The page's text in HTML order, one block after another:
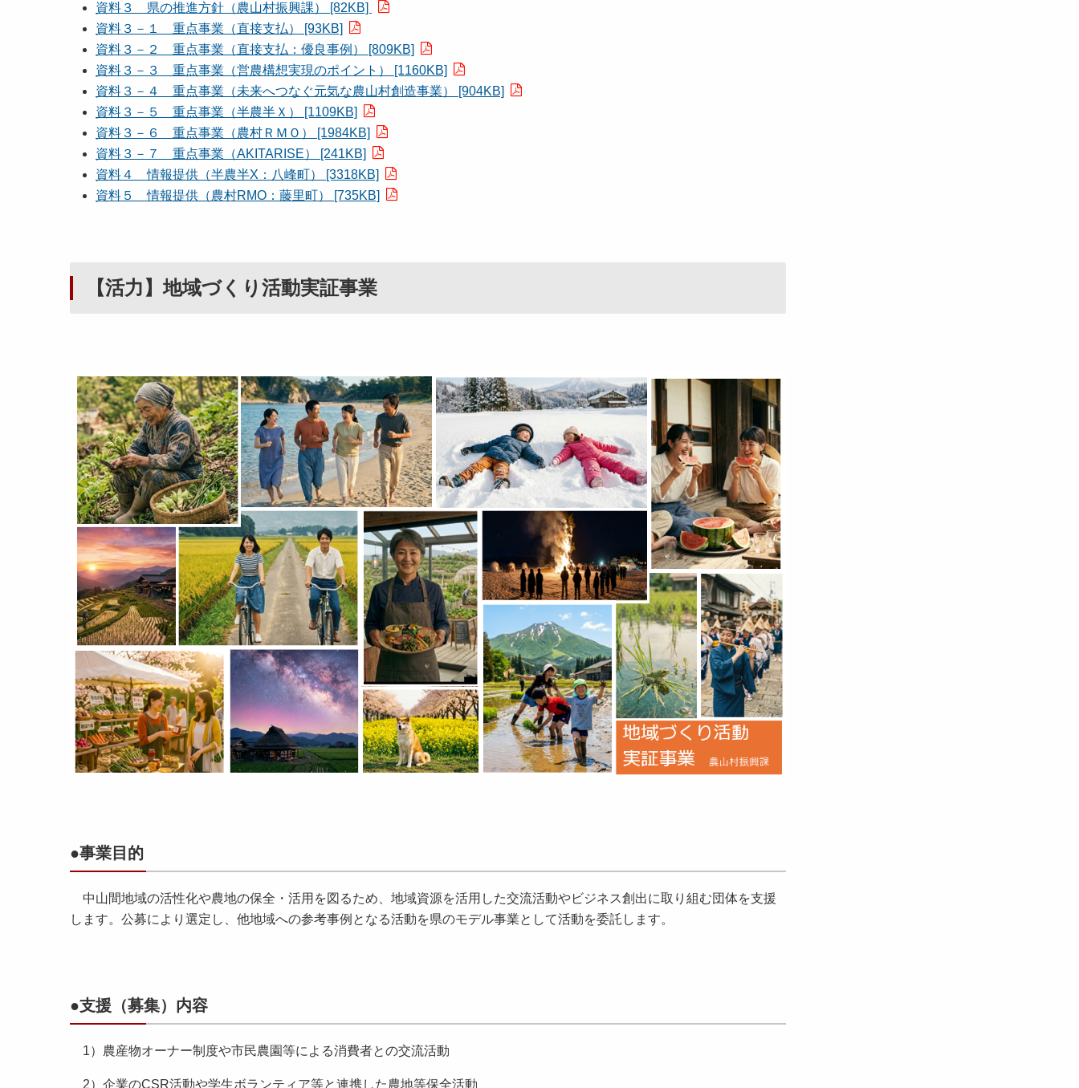
資料３ 県の推進方針（農山村振興課） [82KB]
資料３－１ 重点事業（直接支払） [93KB]
資料３－２ 重点事業（直接支払：優良事例） [809KB]
資料３－３ 重点事業（営農構想実現のポイント） [1160KB]
資料３－４ 重点事業（未来へつなぐ元気な農山村創造事業） [904KB]
資料３－５ 重点事業（半農半Ｘ） [1109KB]
資料３－６ 重点事業（農村ＲＭＯ） [1984KB]
資料３－７ 重点事業（AKITARISE） [241KB]
資料４ 情報提供（半農半X：八峰町） [3318KB]
資料５ 情報提供（農村RMO：藤里町） [735KB]
【活力】地域づくり活動実証事業
●事業目的
中山間地域の活性化や農地の保全・活用を図るため、地域資源を活用した交流活動やビジネス創出に取り組む団体を支援
します。公募により選定し、他地域への参考事例となる活動を県のモデル事業として活動を委託します。
●支援（募集）内容
1）農産物オーナー制度や市民農園等による消費者との交流活動
2）企業のCSR活動や学生ボランティア等と連携した農地等保全活動